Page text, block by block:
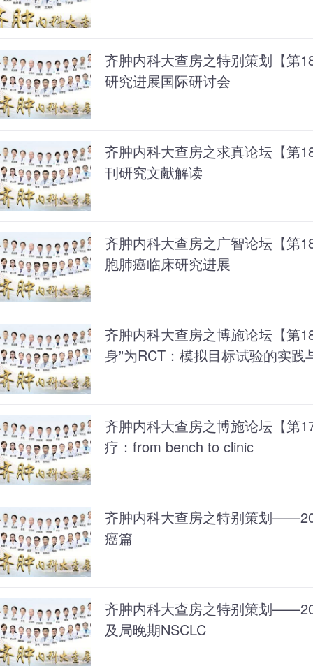
齐肿内科大查房之特别策划【第
研究进展国际研讨会
齐肿内科大查房之求真论坛【第
刊研究文献解读
齐肿内科大查房之广智论坛【第
胞肺癌临床研究进展
齐肿内科大查房之博施论坛【第
身”为RCT：模拟目标试验的实践
齐肿内科大查房之博施论坛【第
疗：from bench to clinic
齐肿内科大查房之特别策划
癌篇
齐肿内科大查房之特别策划
及局晚期NSCLC